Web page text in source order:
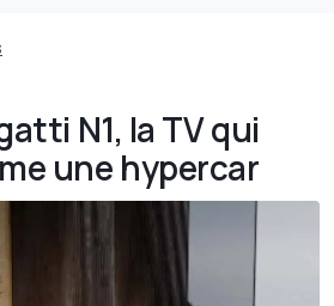
N1, la TV qui
une hypercar